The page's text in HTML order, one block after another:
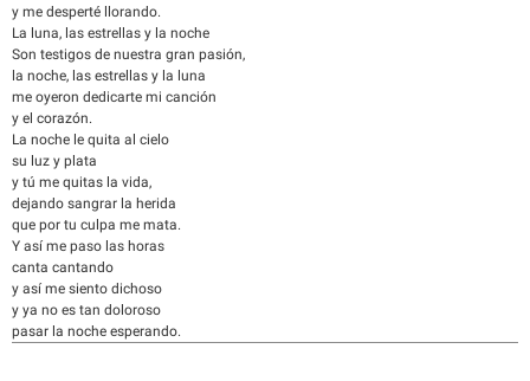
y me desperté llorando.
La luna, las estrellas y la noche
Son testigos de nuestra gran pasión,
la noche, las estrellas y la luna
me oyeron dedicarte mi canción
y el corazón.
La noche le quita al cielo
su luz y plata
y tú me quitas la vida,
dejando sangrar la herida
que por tu culpa me mata.
Y así me paso las horas
canta cantando
y así me siento dichoso
y ya no es tan doloroso
pasar la noche esperando.